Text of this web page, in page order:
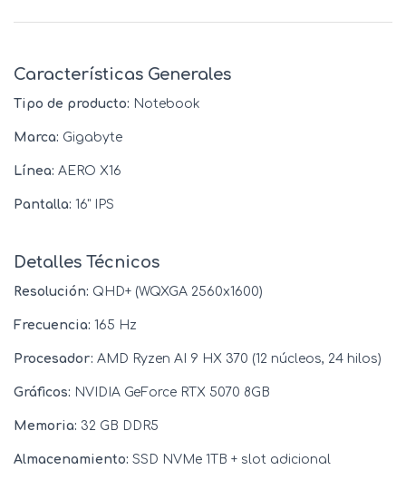
Características Generales
Tipo de producto: Notebook
Marca: Gigabyte
Línea: AERO X16
Pantalla: 16" IPS
Detalles Técnicos
Resolución: QHD+ (WQXGA 2560x1600)
Frecuencia: 165 Hz
Procesador: AMD Ryzen AI 9 HX 370 (12 núcleos, 24 hilos)
Gráficos: NVIDIA GeForce RTX 5070 8GB
Memoria: 32 GB DDR5
Almacenamiento: SSD NVMe 1TB + slot adicional